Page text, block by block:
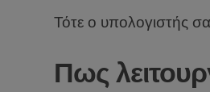
Τότε ο υπολογιστής
Πως